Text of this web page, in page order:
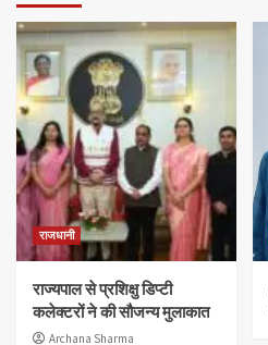
राजधानी
राज्यपाल से प्रशिक्षु डिप्टी
कलेक्टरों ने की सौजन्य मुलाकात
Archana Sharma